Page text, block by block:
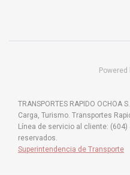
Powered
TRANSPORTES RAPIDO OCHOA
Carga, Turismo. Transportes
Línea de servicio al cliente:
reservados.
Superintendencia de Transporte